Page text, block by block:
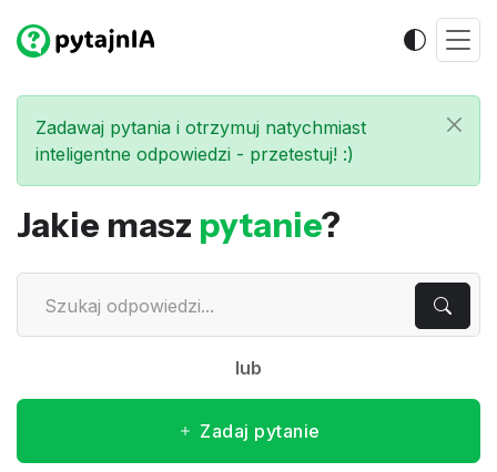
Zadawaj pytania i otrzymuj natychmiast
inteligentne odpowiedzi - przetestuj! :)
Jakie masz pytanie?
lub
Zadaj pytanie